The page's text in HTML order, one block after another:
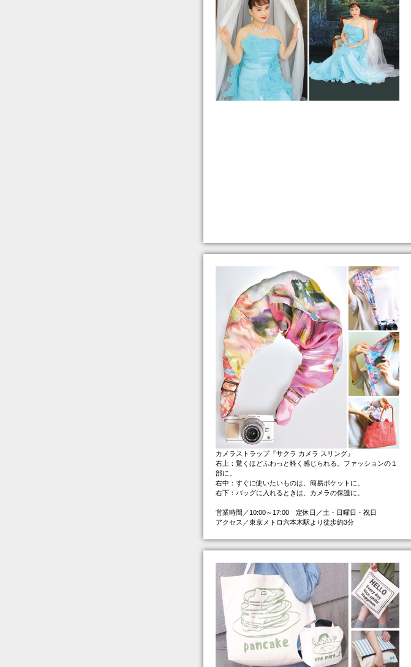
カメラストラップ『サクラ カメラ スリング』
右上：驚くほどふわっと軽く感じられる。ファッションの１
部に。
右中：すぐに使いたいものは、簡易ポケットに。
右下：バッグに入れるときは、カメラの保護に。
営業時間／10:00～17:00 定休日／土・日曜日・祝日
アクセス／東京メトロ六本木駅より徒歩約3分